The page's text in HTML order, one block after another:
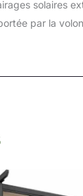
solaires
par la